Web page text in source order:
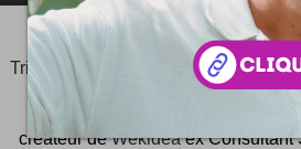
©2006- 2025 JeudiPhoto.netle
Tripnaux Content Manager, créateur
et ambassadeur
créateur deWekideaex Consultant